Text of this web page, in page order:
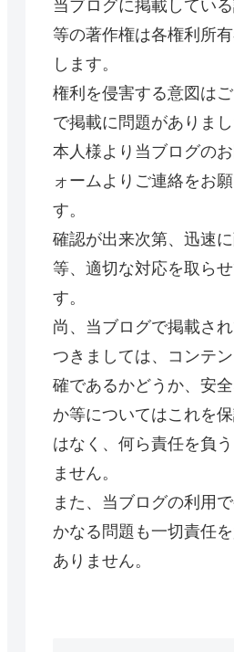
当ブログに掲載してい
等の著作権は各権利所
します。
権利を侵害する意図は
で掲載に問題がありま
本人様より当ブログの
ォームよりご連絡をお
す。
確認が出来次第、迅速
等、適切な対応を取ら
す。
尚、当ブログで掲載さ
つきましては、コンテ
確であるかどうか、安
か等についてはこれを
はなく、何ら責任を負
ません。
また、当ブログの利用
かなる問題も一切責任
ありません。